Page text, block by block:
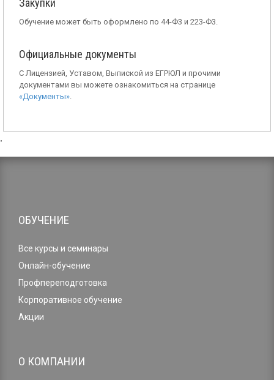
Закупки
Обучение может быть оформлено по 44-Ф3 и 223-Ф3.
Официальные документы
С Лицензией, Уставом, Выпиской из ЕГРЮЛ и прочими
документами вы можете ознакомиться на странице
«Документы».
ОБУЧЕНИЕ
Все курсы и семинары
Онлайн-обучение
Профпереподготовка
Корпоративное обучение
Акции
О КОМПАНИИ